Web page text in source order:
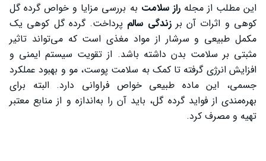
این مطلب از مجلهراز سلامت به بررسی مزایا و خواص گرده گل
کوهی و اثرات آن برزندگی سالم پرداخت. گرده گل کوهی یک
مکمل طبیعی و سرشار از مواد مغذی است که می‌تواند تاثیر
مثبتی بر سلامت بدن داشته باشد. از تقویت سیستم ایمنی و
افزایش انرژی گرفته تا کمک به سلامت پوست، مو و بهبود عملکرد
جسمی، این ماده طبیعی خواص فراوانی دارد. البته برای
بهره‌مندی از فواید گرده گل، باید آن را به‌اندازه و از منابع معتبر
تهیه و مصرف کرد.